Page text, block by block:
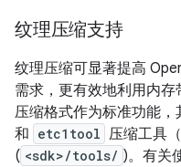
纹理压缩支持
纹理压缩可显著提高
需求，更有效地利用内存
压缩格式作为标准功能，
和 etc1tool 压缩工具
( <sdk>/tools/ )。有关